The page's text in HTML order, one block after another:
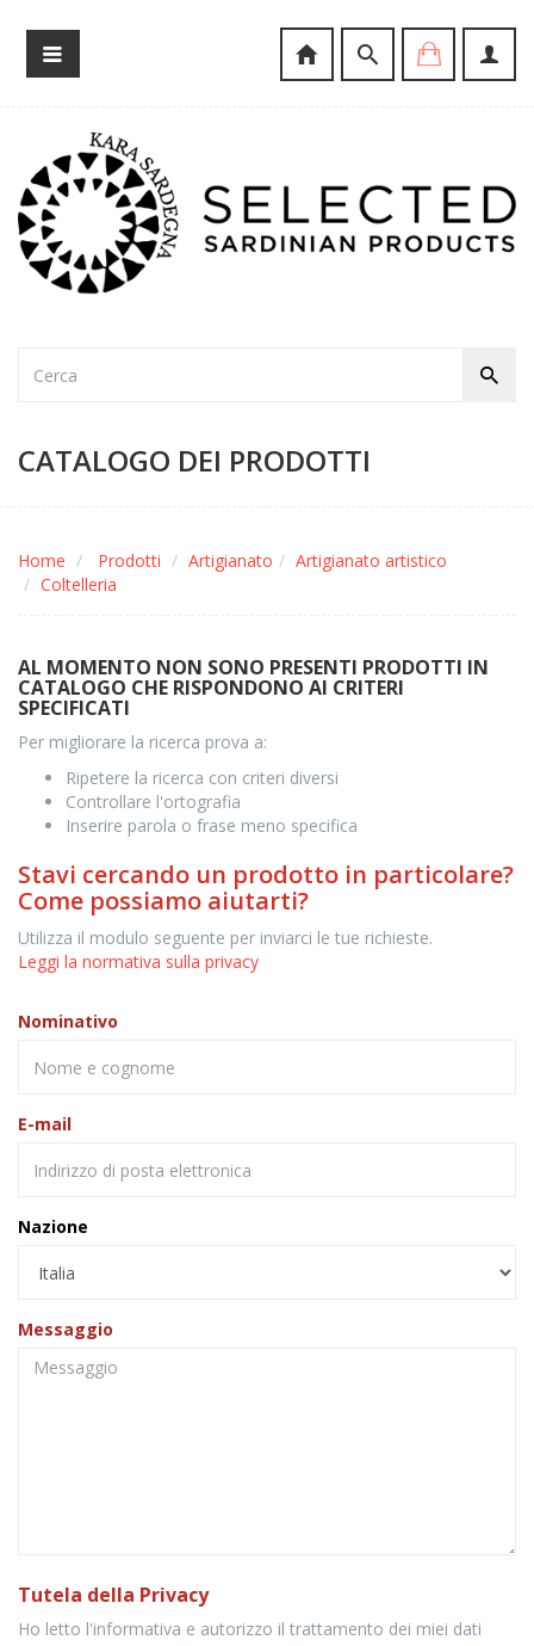
CATALOGO DEI PRODOTTI
Home Prodotti Artigianato
Artigianato artistico
Coltelleria
AL MOMENTO NON SONO PRESENTI PRODOTTI IN
CATALOGO CHE RISPONDONO AI CRITERI
SPECIFICATI
Per migliorare la ricerca prova a:
Ripetere la ricerca con criteri diversi
Controllare l'ortografia
Inserire parola o frase meno specifica
Stavi cercando un prodotto in particolare?
Come possiamo aiutarti?
Utilizza il modulo seguente per inviarci le tue richieste.
Leggi la normativa sulla privacy
Nominativo
E-mail
Nazione
Messaggio
Tutela della Privacy
Ho letto l'informativa e autorizzo il trattamento dei miei dati